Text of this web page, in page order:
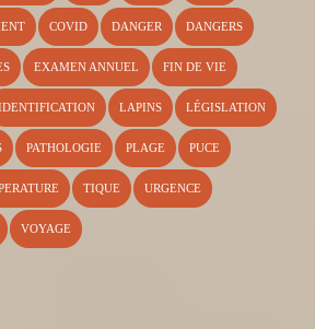
COVID DANGER DANGERS
EXAMEN ANNUEL FIN DE VIE
LAPINS LÉGISLATION
PATHOLOGIE PLAGE PUCE
TIQUE URGENCE
VOYAGE